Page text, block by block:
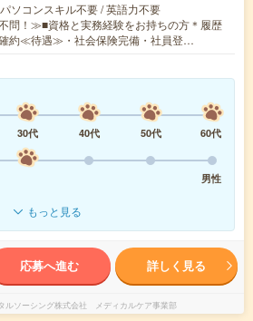
ソコンスキル不要 / 英語力不要
問！≫■資格と実務経験をお持ちの方＊履歴
約≪待遇≫・社会保険完備・社員登…
30代 40代 50代
60代
男性
もっと見る
応募へ進む 詳しく見る
ルソーシング株式会社 メディカルケア事業部